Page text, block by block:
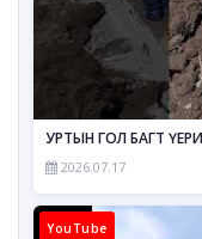
УРТЫН ГОЛ БАГТ
2026.07.17
YouTube